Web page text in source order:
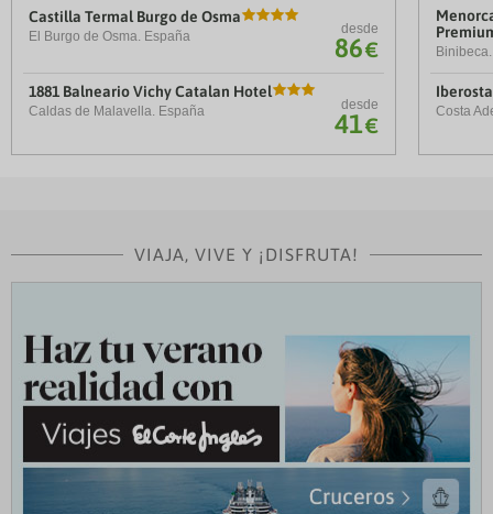
Castilla Termal Burgo de Osma
El Burgo de Osma. España desde
86€
1881 Balneario Vichy Catalan Hotel
Caldas de Malavella. España desde
41€
Costa
VIAJA, VIVE Y ¡DISFRUTA!